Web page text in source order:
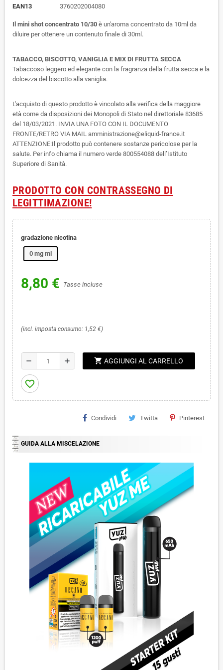
EAN13
3760202004080
Il mini shot concentrato 10/30 è un'aroma concentrato da 10ml da
diluire per ottenere un contenuto finale di 30ml.
TABACCO, BISCOTTO, VANIGLIA E MIX DI FRUTTA SECCA
Tabaccoso leggero ed elegante con la fragranza della frutta secca e la
dolcezza del biscotto alla vaniglia.
L'acquisto di questo prodotto è vincolato alla verifica della maggiore
età come da disposizioni dei Monopoli di Stato nel direttoriale 83685
del 18/03/2021. INVIA UNA FOTO CON IL DOCUMENTO
FRONTE/RETRO VIA MAIL amministrazione@eliquid-france.it
ATTENZIONE:Il prodotto può contenere sostanze pericolose per la
salute. Per info chiama il numero verde 800554088 dell’Istituto
Superiore di Sanità.
PRODOTTO CON CONTRASSEGNO DI
LEGITTIMAZIONE!
gradazione nicotina
0 mg ml
8,80 € Tasse incluse
(incl. imposta consumo: 1,52 €)
remove add shopping_cart AGGIUNGI AL CARRELLO
favorite_border
Condividi Twitta Pinterest
GUIDA ALLA MISCELAZIONE